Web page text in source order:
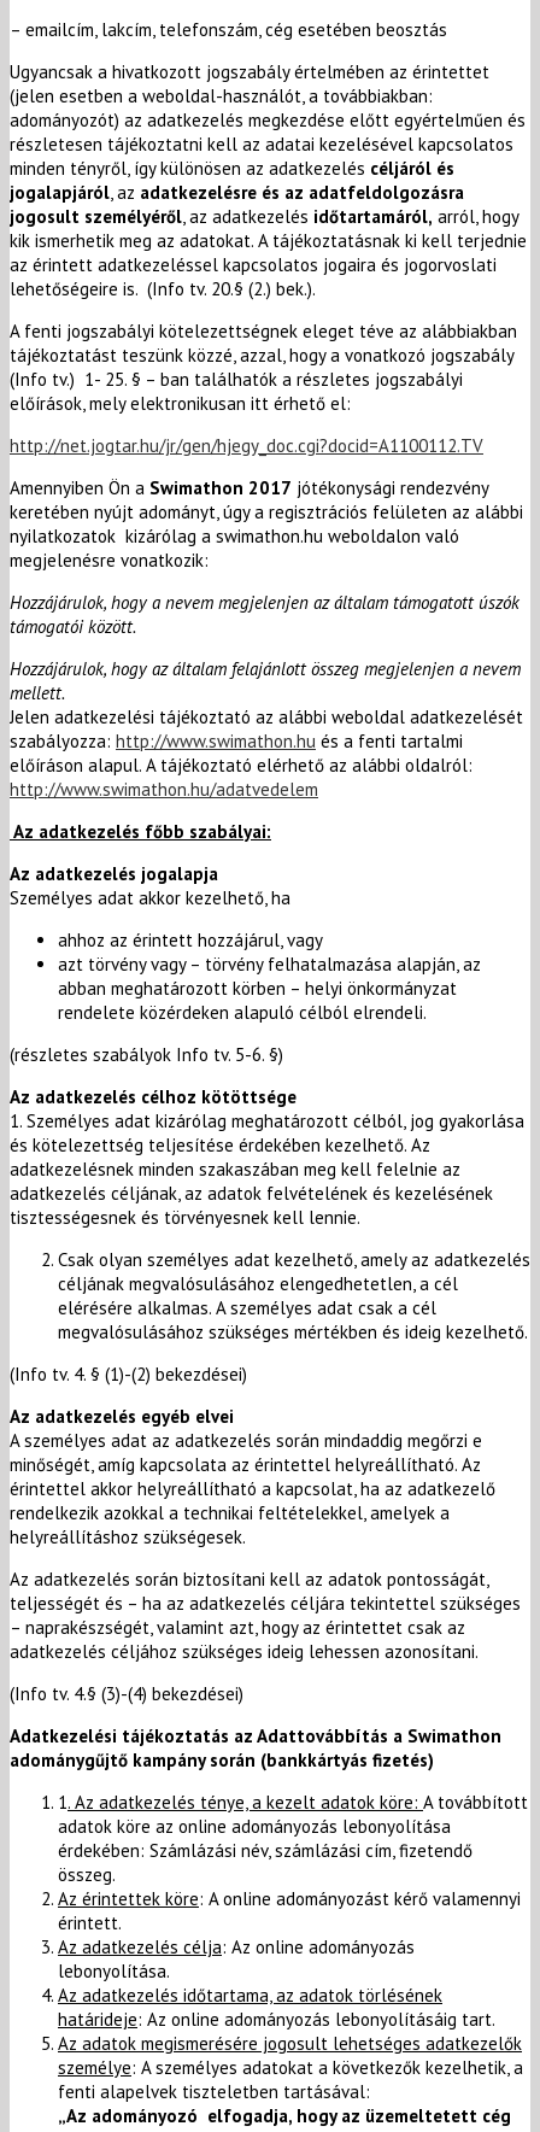
– emailcím, lakcím, telefonszám, cég esetében beosztás
Ugyancsak a hivatkozott jogszabály értelmében az érintettet
(jelen esetben a weboldal-használót, a továbbiakban:
adományozót) az adatkezelés megkezdése előtt egyértelműen és
részletesen tájékoztatni kell az adatai kezelésével kapcsolatos
minden tényről, így különösen az adatkezelés céljáról és
jogalapjáról, az adatkezelésre és az adatfeldolgozásra
jogosult személyéről, az adatkezelés időtartamáról, arról, hogy
kik ismerhetik meg az adatokat. A tájékoztatásnak ki kell terjednie
az érintett adatkezeléssel kapcsolatos jogaira és jogorvoslati
lehetőségeire is. (Info tv. 20.§ (2.) bek.).
A fenti jogszabályi kötelezettségnek eleget téve az alábbiakban
tájékoztatást teszünk közzé, azzal, hogy a vonatkozó jogszabály
(Info tv.) 1- 25. § – ban találhatók a részletes jogszabályi
előírások, mely elektronikusan itt érhető el:
http://net.jogtar.hu/jr/gen/hjegy_doc.cgi?docid=A1100112.TV
Amennyiben Ön a Swimathon 2017 jótékonysági rendezvény
keretében nyújt adományt, úgy a regisztrációs felületen az alábbi
nyilatkozatok kizárólag a swimathon.hu weboldalon való
megjelenésre vonatkozik:
Hozzájárulok, hogy a nevem megjelenjen az általam támogatott úszók
támogatói között.
Hozzájárulok, hogy az általam felajánlott összeg megjelenjen a nevem
mellett.
Jelen adatkezelési tájékoztató az alábbi weboldal adatkezelését
szabályozza: http://www.swimathon.hu és a fenti tartalmi
előíráson alapul. A tájékoztató elérhető az alábbi oldalról:
http://www.swimathon.hu/adatvedelem
Az adatkezelés főbb szabályai:
Az adatkezelés jogalapja
Személyes adat akkor kezelhető, ha
ahhoz az érintett hozzájárul, vagy
azt törvény vagy – törvény felhatalmazása alapján, az
abban meghatározott körben – helyi önkormányzat
rendelete közérdeken alapuló célból elrendeli.
(részletes szabályok Info tv. 5-6. §)
Az adatkezelés célhoz kötöttsége
1. Személyes adat kizárólag meghatározott célból, jog gyakorlása
és kötelezettség teljesítése érdekében kezelhető. Az
adatkezelésnek minden szakaszában meg kell felelnie az
adatkezelés céljának, az adatok felvételének és kezelésének
tisztességesnek és törvényesnek kell lennie.
Csak olyan személyes adat kezelhető, amely az adatkezelés
céljának megvalósulásához elengedhetetlen, a cél
elérésére alkalmas. A személyes adat csak a cél
megvalósulásához szükséges mértékben és ideig kezelhető.
(Info tv. 4. § (1)-(2) bekezdései)
Az adatkezelés egyéb elvei
A személyes adat az adatkezelés során mindaddig megőrzi e
minőségét, amíg kapcsolata az érintettel helyreállítható. Az
érintettel akkor helyreállítható a kapcsolat, ha az adatkezelő
rendelkezik azokkal a technikai feltételekkel, amelyek a
helyreállításhoz szükségesek.
Az adatkezelés során biztosítani kell az adatok pontosságát,
teljességét és – ha az adatkezelés céljára tekintettel szükséges
– naprakészségét, valamint azt, hogy az érintettet csak az
adatkezelés céljához szükséges ideig lehessen azonosítani.
(Info tv. 4.§ (3)-(4) bekezdései)
Adatkezelési tájékoztatás az Adattovábbítás a Swimathon
adománygűjtő kampány során (bankkártyás fizetés)
1. Az adatkezelés ténye, a kezelt adatok köre: A továbbított
adatok köre az online adományozás lebonyolítása
érdekében: Számlázási név, számlázási cím, fizetendő
összeg.
Az érintettek köre: A online adományozást kérő valamennyi
érintett.
Az adatkezelés célja: Az online adományozás
lebonyolítása.
Az adatkezelés időtartama, az adatok törlésének
határideje: Az online adományozás lebonyolításáig tart.
Az adatok megismerésére jogosult lehetséges adatkezelők
személye: A személyes adatokat a következők kezelhetik, a
fenti alapelvek tiszteletben tartásával:
„Az adományozó elfogadja, hogy az üzemeltetett cég